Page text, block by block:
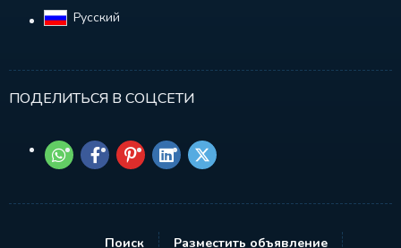
Русский‎
ПОДЕЛИТЬСЯ В СОЦСЕТИ
Поиск Разместить объявление